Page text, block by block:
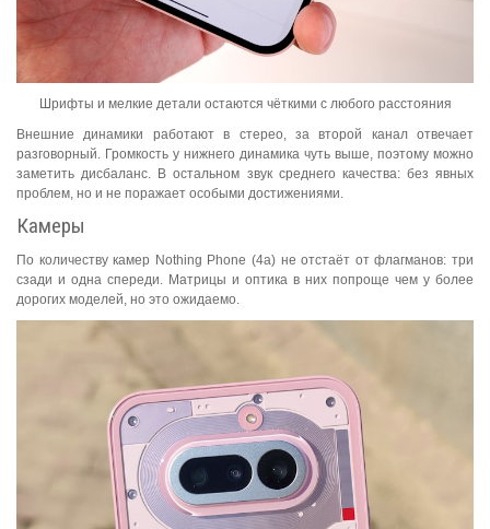
Шрифты и мелкие детали остаются чёткими с любого расстояния
Внешние динамики работают в стерео, за второй канал отвечает
разговорный. Громкость у нижнего динамика чуть выше, поэтому можно
заметить дисбаланс. В остальном звук среднего качества: без явных
проблем, но и не поражает особыми достижениями.
Камеры
По количеству камер Nothing Phone (4a) не отстаёт от флагманов: три
сзади и одна спереди. Матрицы и оптика в них попроще чем у более
дорогих моделей, но это ожидаемо.